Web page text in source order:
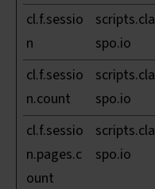
cl.f.sessio
n
scripts.cla
spo.io
cl.f.sessio
n.count
scripts.cla
spo.io
cl.f.sessio
n.pages.c
ount
scripts.cla
spo.io